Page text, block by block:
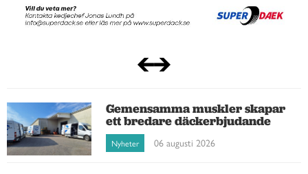
Gemensamma muskler skapar
ett bredare däckerbjudande
Nyheter 06 augusti 2026